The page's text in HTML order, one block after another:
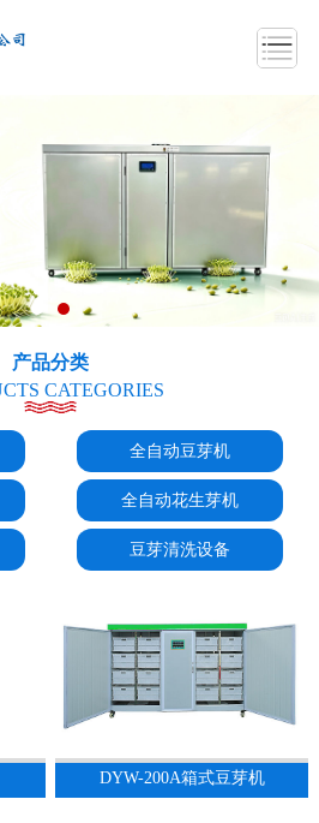
产品分类
CATEGORIES
全自动豆芽机
全自动花生芽机
豆芽清洗设备
DYW-200A箱式豆芽机